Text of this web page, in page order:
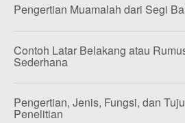
Pengertian Muamalah dari Segi
Contoh Latar Belakang atau
Sederhana
Pengertian, Jenis, Fungsi, dan
Penelitian